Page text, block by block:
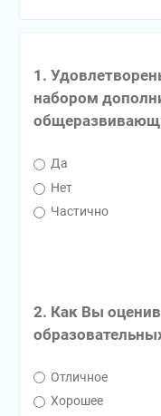
1.
набором
Да
Нет
Частично
2. Как Вы
Отличное
Хорошее